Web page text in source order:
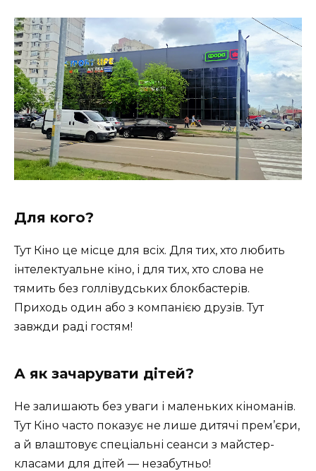
Для кого?
Тут Кіно це місце для всіх. Для тих, хто любить
інтелектуальне кіно, і для тих, хто слова не
тямить без голлівудських блокбастерів.
Приходь один або з компанією друзів. Тут
завжди раді гостям!
А як зачарувати дітей?
Не залишають без уваги і маленьких кіноманів.
Тут Кіно часто показує не лише дитячі прем’єри,
а й влаштовує спеціальні сеанси з майстер-
класами для дітей — незабутньо!